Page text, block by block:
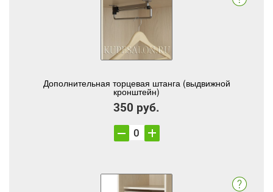
Дополнительная торцевая штанга (выдвижной
кронштейн)
350 руб.